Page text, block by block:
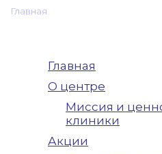
Услуги и стоимость
Главная
Главная
О центре
Миссия и
клиники
Акции